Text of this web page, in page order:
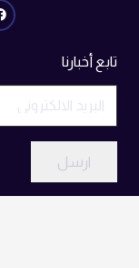
تابع أخبارنا
ارسل